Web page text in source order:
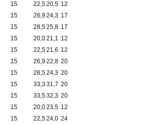
15 22,520,5 12
15 26,9 24,3 17
15 28,525,8 17
15 20,021,1 12
15 22,521,6 12
15 26,9 22,8 20
15 28,524,3 20
15 33,3 31,7 20
15 33,532,3 20
15 20,023,5 12
15 22,524,0 24